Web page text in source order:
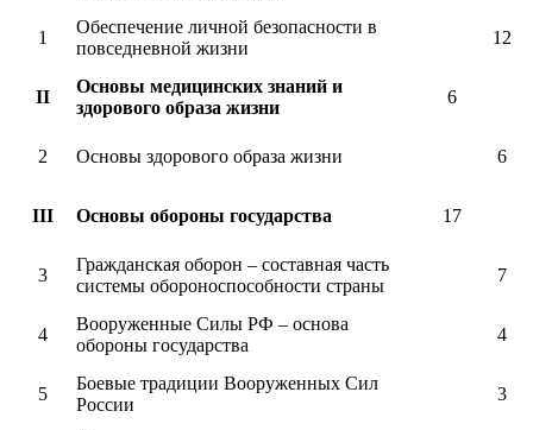
1
Обеспечение личной безопасности в
повседневной жизни
12
II
Основы медицинских знаний и
здорового образа жизни
6
2 Основы здорового образа жизни 6
III Основы обороны государства 17
3
Гражданская оборон – составная часть
системы обороноспособности страны
7
4
Вооруженные Силы РФ – основа
обороны государства
4
5
Боевые традиции Вооруженных Сил
России
3